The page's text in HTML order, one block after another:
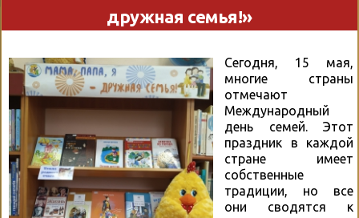
дружная семья!»
Сегодня, 15 мая,
многие страны
отмечают
Международный
день семей. Этот
праздник в каждой
стране имеет
собственные
традиции, но все
они сводятся к